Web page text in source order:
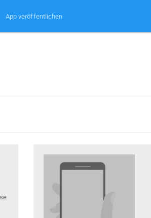
App veröffentlichen